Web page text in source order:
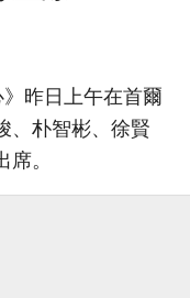
昨日上午在首爾
、朴智彬、徐賢
。